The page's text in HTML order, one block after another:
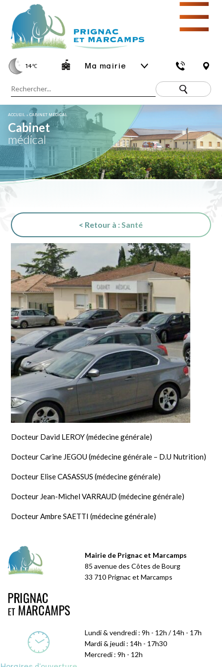
14℃ Ma mairie
☰
ACCUEIL »CABINET MÉDICAL
Cabinet
médical
< Retour à : Santé
Docteur David LEROY (médecine générale)
Docteur Carine JEGOU (médecine générale – D.U Nutrition)
Docteur Elise CASASSUS (médecine générale)
Docteur Jean-Michel VARRAUD (médecine générale)
Docteur Ambre SAETTI (médecine générale)
Mairie de Prignac et Marcamps
85 avenue des Côtes de Bourg
33 710 Prignac et Marcamps
Lundi & vendredi : 9h - 12h / 14h - 17h
Mardi & jeudi : 14h - 17h30
Mercredi : 9h - 12h